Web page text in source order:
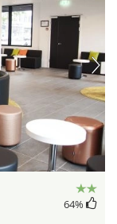
64%